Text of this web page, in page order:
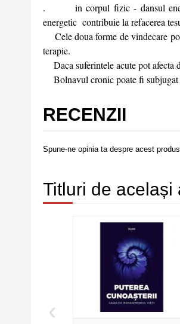
. in corpul fizic - dansul
energetic contribuie la refacerea
Cele doua forme de vindecare
terapie.
Daca suferintele acute pot afecta
Bolnavul cronic poate fi subjugat
RECENZII
Spune-ne opinia ta despre acest
Titluri de același
‹